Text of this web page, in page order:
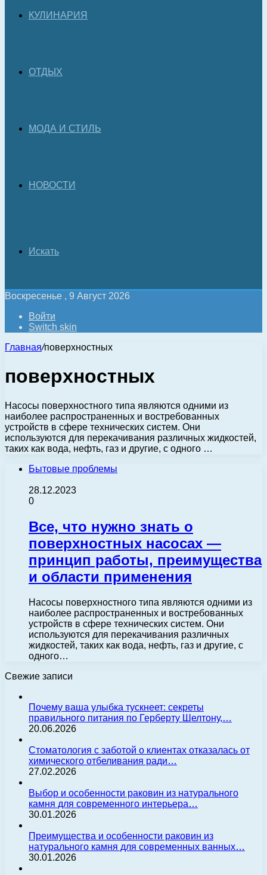
КУЛИНАРИЯ
ОТДЫХ
МОДА И СТИЛЬ
НОВОСТИ
Искать
Воскресенье , 9 Август 2026
Войти
Switch skin
Главная/поверхностных
поверхностных
Насосы поверхностного типа являются одними из
наиболее распространенных и востребованных
устройств в сфере технических систем. Они
используются для перекачивания различных жидкостей,
таких как вода, нефть, газ и другие, с одного …
Бытовые проблемы
28.12.2023
0
Все, что нужно знать о
поверхностных насосах —
принцип работы, преимущества
и области применения
Насосы поверхностного типа являются одними из
наиболее распространенных и востребованных
устройств в сфере технических систем. Они
используются для перекачивания различных
жидкостей, таких как вода, нефть, газ и другие, с
одного…
Свежие записи
Почему ваша улыбка тускнеет: секреты
правильного питания по Герберту Шелтону,…
20.06.2026
Стоматология с заботой о клиентах отказалась от
химического отбеливания ради…
27.02.2026
Выбор и особенности раковин из натурального
камня для современного интерьера…
30.01.2026
Преимущества и особенности раковин из
натурального камня для современных ванных…
30.01.2026